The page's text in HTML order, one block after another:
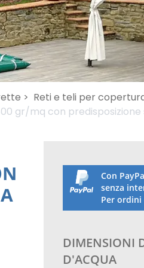
> Reti e teli per
gr/mq con
Con
senza
Per ordini
DIMENSIONI
D'ACQUA